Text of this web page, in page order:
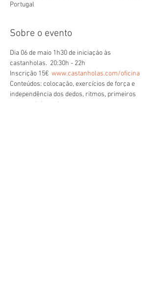
Portugal
Sobre o evento
Dia 06 de maio 1h30 de iniciaçáo às
castanholas.  20:30h - 22h
Inscrição 15€ www.castanholas.com/oficina
Conteúdos: colocação, exercícios de força e
independência dos dedos, ritmos, primeiros
toques e leitura de pauta.